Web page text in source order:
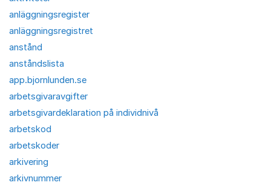
anläggningsregister
anläggningsregistret
anstånd
anståndslista
app.bjornlunden.se
arbetsgivaravgifter
arbetsgivardeklaration på individnivå
arbetskod
arbetskoder
arkivering
arkivnummer